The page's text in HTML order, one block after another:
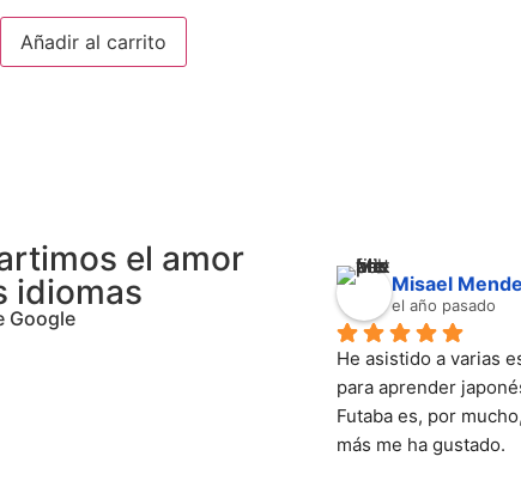
Añadir al carrito
el amor
idiomas
Google
Misael
el año pasado
He asistido a varias
para aprender
Futaba es, por
más me ha gustado.